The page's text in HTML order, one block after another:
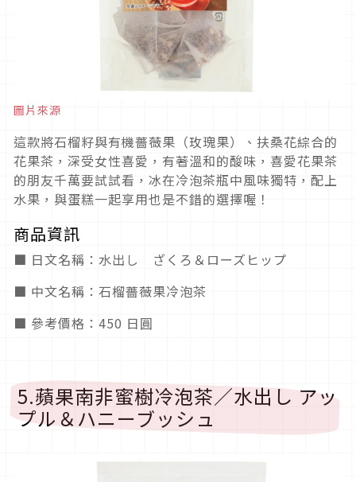
圖片來源
這款將石榴籽與有機薔薇果（玫瑰果）、扶桑花綜合的
花果茶，深受女性喜愛，有著溫和的酸味，喜愛花果茶
的朋友千萬要試試看，冰在冷泡茶瓶中風味獨特，配上
水果，與蛋糕一起享用也是不錯的選擇喔！
商品資訊
■ 日文名稱：水出し ざくろ＆ローズヒップ
■ 中文名稱：石榴薔薇果冷泡茶
■ 參考價格：450 日圓
5.蘋果南非蜜樹冷泡茶／水出し アッ
プル＆ハニーブッシュ